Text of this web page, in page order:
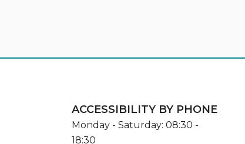
ACCESSIBILITY BY PHONE
Monday - Saturday: 08:30 -
18:30